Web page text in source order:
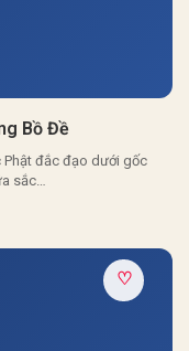
Bồ Đề
đắc đạo dưới gốc
sắc…
♡